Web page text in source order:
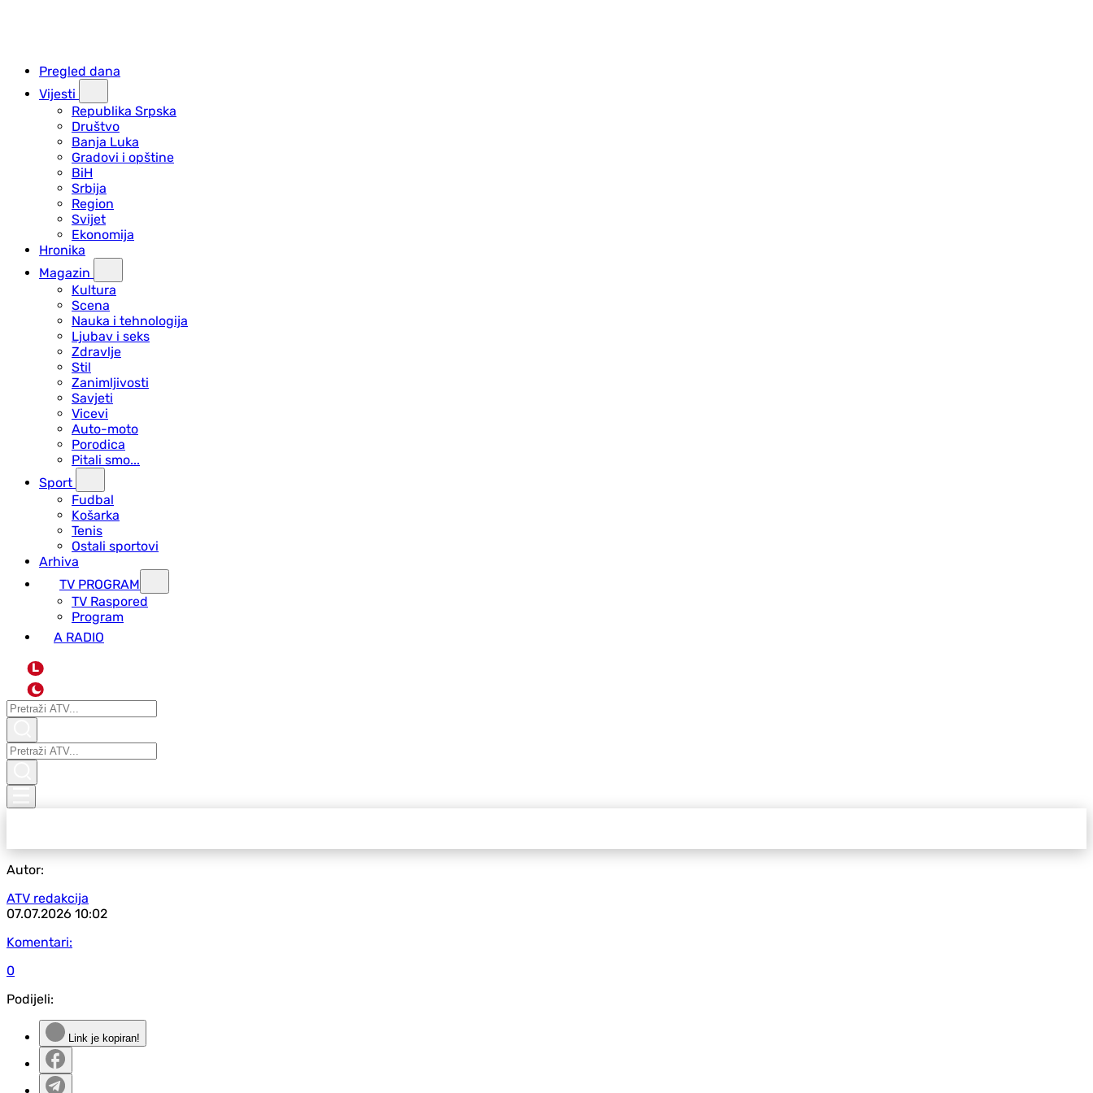
Pregled dana
Vijesti
Republika Srpska
Društvo
Banja Luka
Gradovi i opštine
BiH
Srbija
Region
Svijet
Ekonomija
Hronika
Magazin
Kultura
Scena
Nauka i tehnologija
Ljubav i seks
Zdravlje
Stil
Zanimljivosti
Savjeti
Vicevi
Auto-moto
Porodica
Pitali smo...
Sport
Fudbal
Košarka
Tenis
Ostali sportovi
Arhiva
TV PROGRAM
ТV Raspored
Program
A RADIO
L
Autor:
ATV redakcija
07.07.2026 10:02
Komentari:
0
Podijeli:
Link je kopiran!